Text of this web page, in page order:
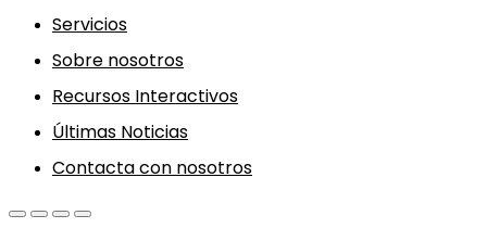
Servicios
Sobre nosotros
Recursos Interactivos
Últimas Noticias
Contacta con nosotros